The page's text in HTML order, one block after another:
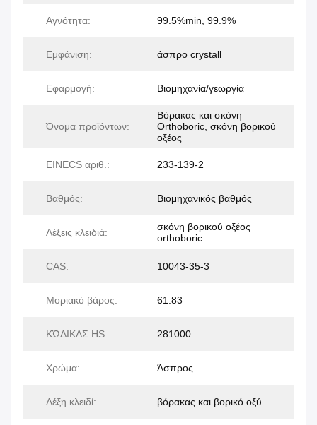
Αγνότητα: 99.5%min, 99.9%
Εμφάνιση: άσπρο crystall
Εφαρμογή: Βιομηχανία/γεωργία
Όνομα προϊόντων:
Βόρακας και σκόνη
Orthoboric, σκόνη βορικού
οξέος
EINECS αριθ.: 233-139-2
Βαθμός: Βιομηχανικός βαθμός
Λέξεις κλειδιά:
σκόνη βορικού οξέος
orthoboric
CAS: 10043-35-3
Μοριακό βάρος: 61.83
ΚΏΔΙΚΑΣ HS: 281000
Χρώμα: Άσπρος
Λέξη κλειδί: βόρακας και βορικό οξύ